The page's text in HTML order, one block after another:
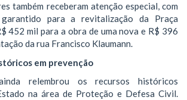
também receberam atenção especial, com
para a revitalização da Praça
452 mil para a obra de uma nova e R$ 396
da rua Francisco Klaumann.
em prevenção
relembrou os recursos históricos
na área de Proteção e Defesa Civil.